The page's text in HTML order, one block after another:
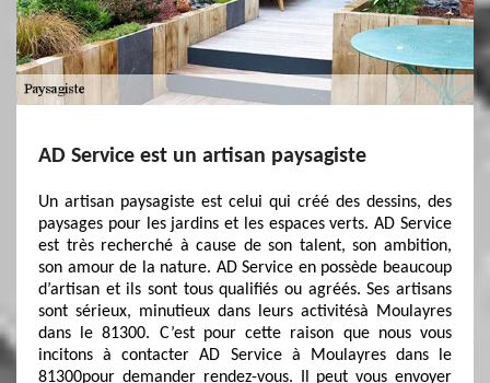
AD Service est un artisan paysagiste
Un artisan paysagiste est celui qui créé des dessins, des
paysages pour les jardins et les espaces verts. AD Service
est très recherché à cause de son talent, son ambition,
son amour de la nature. AD Service en possède beaucoup
d’artisan et ils sont tous qualifiés ou agréés. Ses artisans
sont sérieux, minutieux dans leurs activitésà Moulayres
dans le 81300. C’est pour cette raison que nous vous
incitons à contacter AD Service à Moulayres dans le
81300pour demander rendez-vous. Il peut vous envoyer